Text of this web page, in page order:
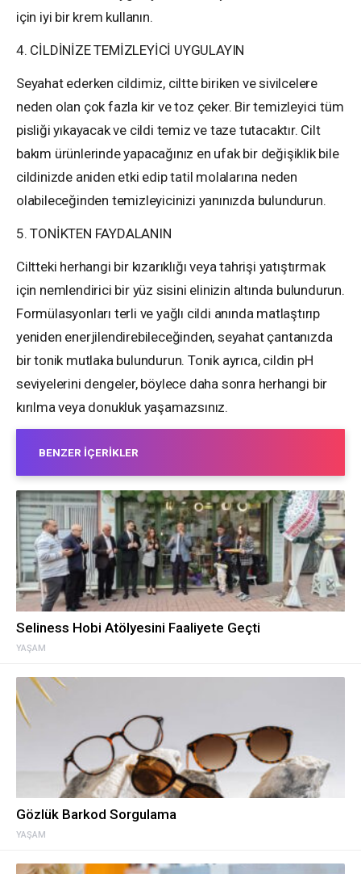
için iyi bir krem kullanın.
4. CİLDİNİZE TEMİZLEYİCİ UYGULAYIN
Seyahat ederken cildimiz, ciltte biriken ve sivilcelere
neden olan çok fazla kir ve toz çeker. Bir temizleyici tüm
pisliği yıkayacak ve cildi temiz ve taze tutacaktır. Cilt
bakım ürünlerinde yapacağınız en ufak bir değişiklik bile
cildinizde aniden etki edip tatil molalarına neden
olabileceğinden temizleyicinizi yanınızda bulundurun.
5. TONİKTEN FAYDALANIN
Ciltteki herhangi bir kızarıklığı veya tahrişi yatıştırmak
için nemlendirici bir yüz sisini elinizin altında bulundurun.
Formülasyonları terli ve yağlı cildi anında matlaştırıp
yeniden enerjilendirebileceğinden, seyahat çantanızda
bir tonik mutlaka bulundurun. Tonik ayrıca, cildin pH
seviyelerini dengeler, böylece daha sonra herhangi bir
kırılma veya donukluk yaşamazsınız.
BENZER İÇERIKLER
YAŞAM
Seliness Hobi Atölyesini Faaliyete Geçti
YAŞAM
Gözlük Barkod Sorgulama